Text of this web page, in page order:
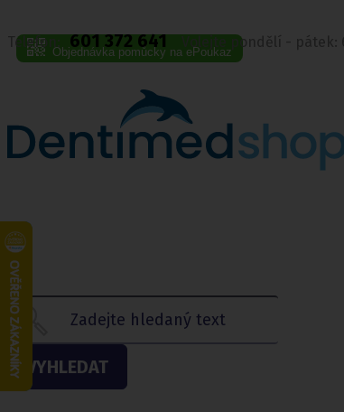
Telefon: 601 372 641 Volejte pondělí - pátek:
Objednávka pomůcky na ePoukaz
VYHLEDAT